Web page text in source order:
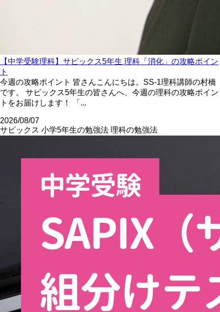
【中学受験理科】サピックス5年生 理科「消化」の攻略ポイン
ト
今週の攻略ポイント 皆さんこんにちは。SS-1理科講師の村橋
です。 サピックス5年生の皆さんへ、今週の理科の攻略ポイン
トをお届けします！ 「...
2026/08/07
サピックス 小学5年生の勉強法 理科の勉強法